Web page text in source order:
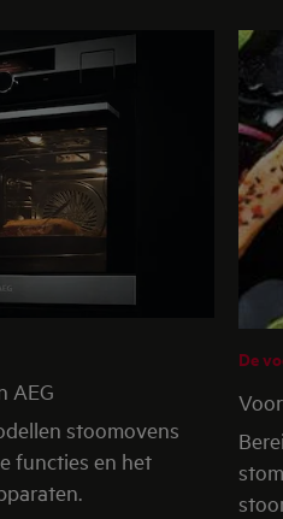
AEG
stoomovens
functies en het
De